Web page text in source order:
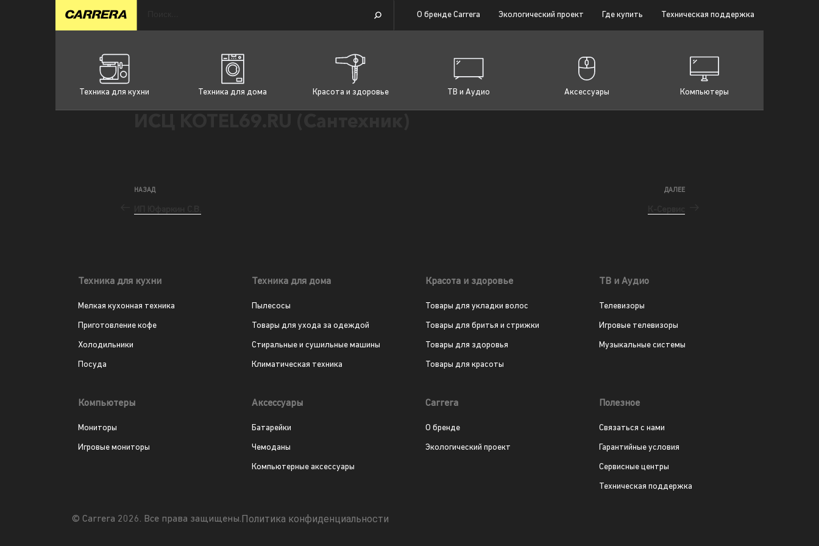
О бренде Carrera Экологический проект Где купить Техническая поддержка
Техника для кухни Техника для дома Красота и здоровье ТВ и Аудио Аксессуары Компьютеры
НАЗАД ДАЛЕЕ
Техника для кухни
Мелкая кухонная техника
Приготовление кофе
Холодильники
Посуда
Техника для дома
Пылесосы
Товары для ухода за одеждой
Стиральные и сушильные машины
Климатическая техника
Красота и здоровье
Товары для укладки волос
Товары для бритья и стрижки
Товары для здоровья
Товары для красоты
ТВ и Аудио
Телевизоры
Игровые телевизоры
Музыкальные системы
Компьютеры
Мониторы
Игровые мониторы
Аксессуары
Батарейки
Чемоданы
Компьютерные аксессуары
Carrera
О бренде
Экологический проект
Полезное
Связаться с нами
Гарантийные условия
Сервисные центры
Техническая поддержка
© Carrera 2026. Все права защищены.Политика конфиденциальности